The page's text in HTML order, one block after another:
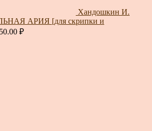
Хандошкин И.
АРИЯ [для скрипки и
₽